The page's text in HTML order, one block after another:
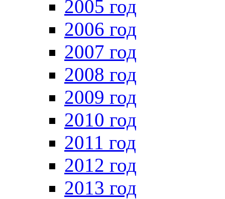
2005 год
2006 год
2007 год
2008 год
2009 год
2010 год
2011 год
2012 год
2013 год